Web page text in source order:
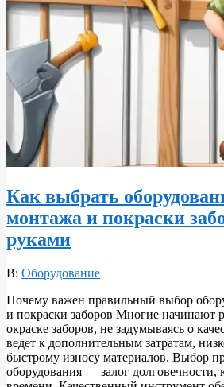
Как выбрать
монтажа и покраски
руками
2026-
10
В: Оборудование
Почему важен правильный выбор
и покраски заборов Многие начинают
окраске заборов, не задумываясь о
ведет к дополнительным затратам,
быстрому износу материалов. Выбор
оборудования — залог долговечности,